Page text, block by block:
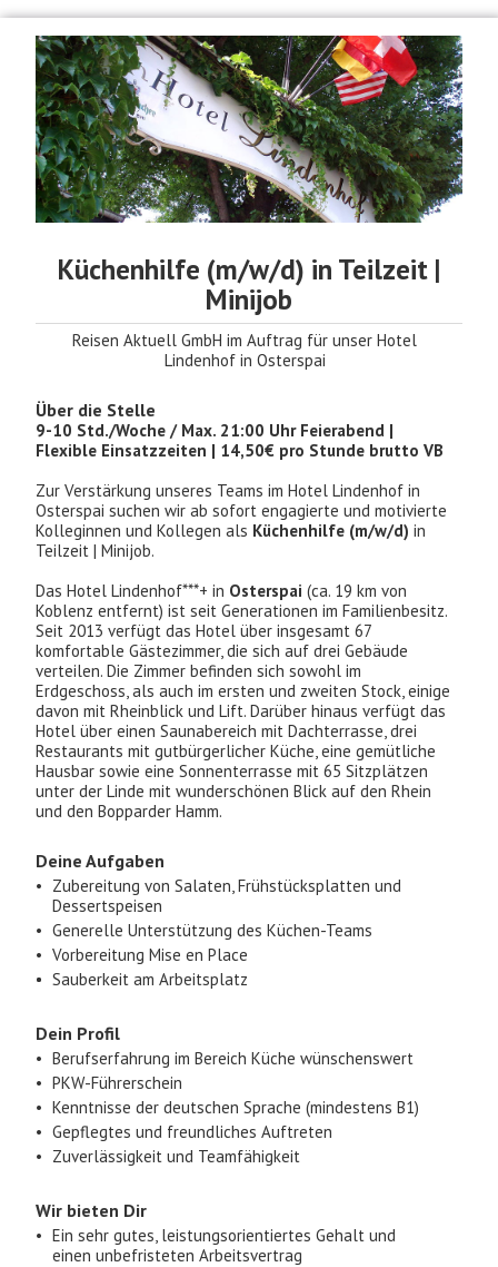
Küchenhilfe (m/w/d) in Teilzeit |
Minijob
Reisen Aktuell GmbH im Auftrag für unser Hotel
Lindenhof in Osterspai
Über die Stelle
9-10 Std./Woche / Max. 21:00 Uhr Feierabend |
Flexible Einsatzzeiten | 14,50€ pro Stunde brutto VB
Zur Verstärkung unseres Teams im Hotel Lindenhof in
Osterspai suchen wir ab sofort engagierte und motivierte
Kolleginnen und Kollegen als Küchenhilfe (m/w/d) in
Teilzeit | Minijob.
Das Hotel Lindenhof***+ in Osterspai (ca. 19 km von
Koblenz entfernt) ist seit Generationen im Familienbesitz.
Seit 2013 verfügt das Hotel über insgesamt 67
komfortable Gästezimmer, die sich auf drei Gebäude
verteilen. Die Zimmer befinden sich sowohl im
Erdgeschoss, als auch im ersten und zweiten Stock, einige
davon mit Rheinblick und Lift. Darüber hinaus verfügt das
Hotel über einen Saunabereich mit Dachterrasse, drei
Restaurants mit gutbürgerlicher Küche, eine gemütliche
Hausbar sowie eine Sonnenterrasse mit 65 Sitzplätzen
unter der Linde mit wunderschönen Blick auf den Rhein
und den Bopparder Hamm.
Deine Aufgaben
Zubereitung von Salaten, Frühstücksplatten und
Dessertspeisen
Generelle Unterstützung des Küchen-Teams
Vorbereitung Mise en Place
Sauberkeit am Arbeitsplatz
Dein Profil
Berufserfahrung im Bereich Küche wünschenswert
PKW-Führerschein
Kenntnisse der deutschen Sprache (mindestens B1)
Gepflegtes und freundliches Auftreten
Zuverlässigkeit und Teamfähigkeit
Wir bieten Dir
Ein sehr gutes, leistungsorientiertes Gehalt und
einen unbefristeten Arbeitsvertrag